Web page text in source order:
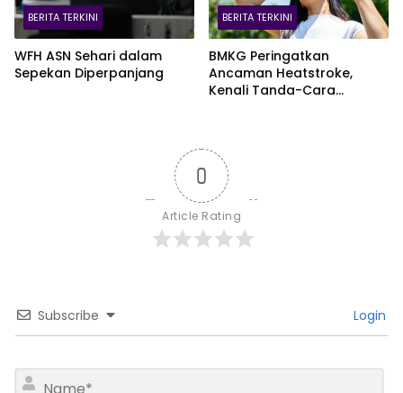
BERITA TERKINI
WFH ASN Sehari dalam
Sepekan Diperpanjang
BERITA TERKINI
BMKG Peringatkan
Ancaman Heatstroke,
Kenali Tanda-Cara
0
Article Rating
Subscribe Login